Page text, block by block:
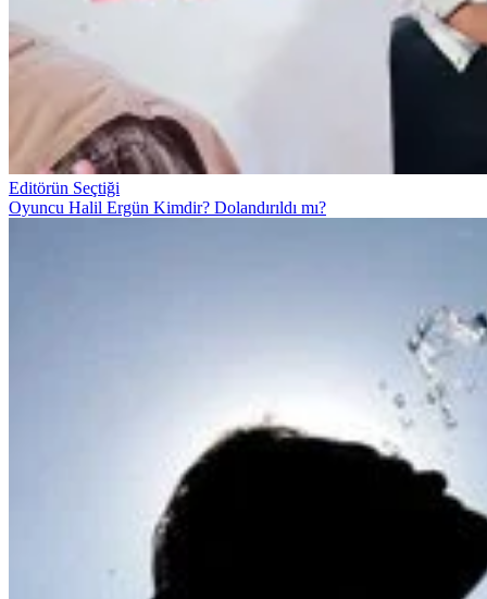
Editörün Seçtiği
Oyuncu Halil Ergün Kimdir? Dolandırıldı mı?